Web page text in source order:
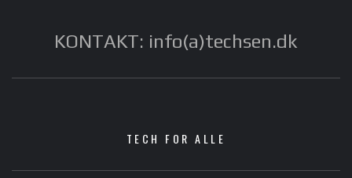
KONTAKT: info(a)techsen.dk
TECH FOR ALLE